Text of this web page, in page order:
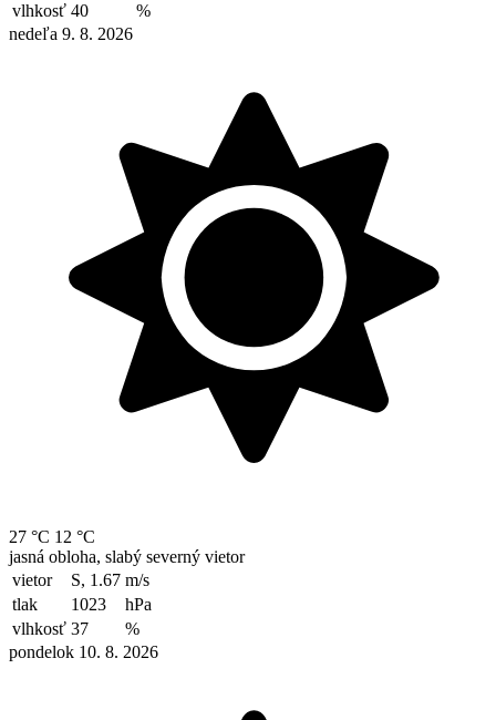
vlhkosť 40
%
nedeľa 9. 8. 2026
27 °C 12 °C
jasná obloha, slabý severný vietor
vietor
S, 1.67 m/s
tlak
1023
hPa
vlhkosť 37
%
pondelok 10. 8. 2026